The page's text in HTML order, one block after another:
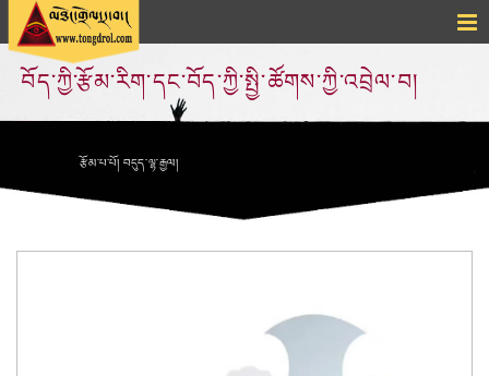
བོད་ཀྱི་རྩོམ་རིག་དང་བོད་ཀྱི་སྤྱི་ཚོགས་ཀྱི་འབྲེལ་བ།
རྩོམ་པ་པོ། བདུད་ལྷ་རྒྱལ།